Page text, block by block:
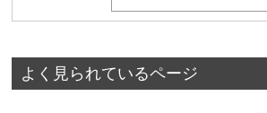
よく見られているページ